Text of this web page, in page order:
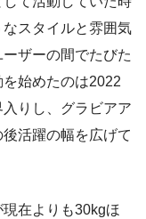
スタイルと雰囲気
ザーの間でたびた
始めたのは2022
りし、グラビアア
活躍の幅を広げて
在よりも30kgほ